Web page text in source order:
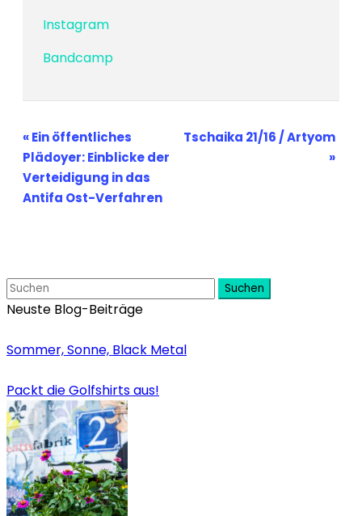
Instagram
Bandcamp
Veranstaltung-
Navigation
«Ein öffentliches
Plädoyer: Einblicke der
Verteidigung in das
Antifa Ost-Verfahren
Tschaika 21/16 / Artyom
»
Suchen
Neuste Blog-Beiträge
Sommer, Sonne, Black Metal
Packt die Golfshirts aus!